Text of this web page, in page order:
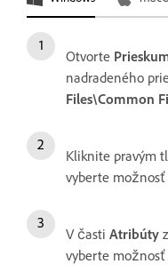
Otvorte
nadradeného
Files\Common
Kliknite pravým
vyberte možnosť
V časti Atribúty
vyberte možnosť